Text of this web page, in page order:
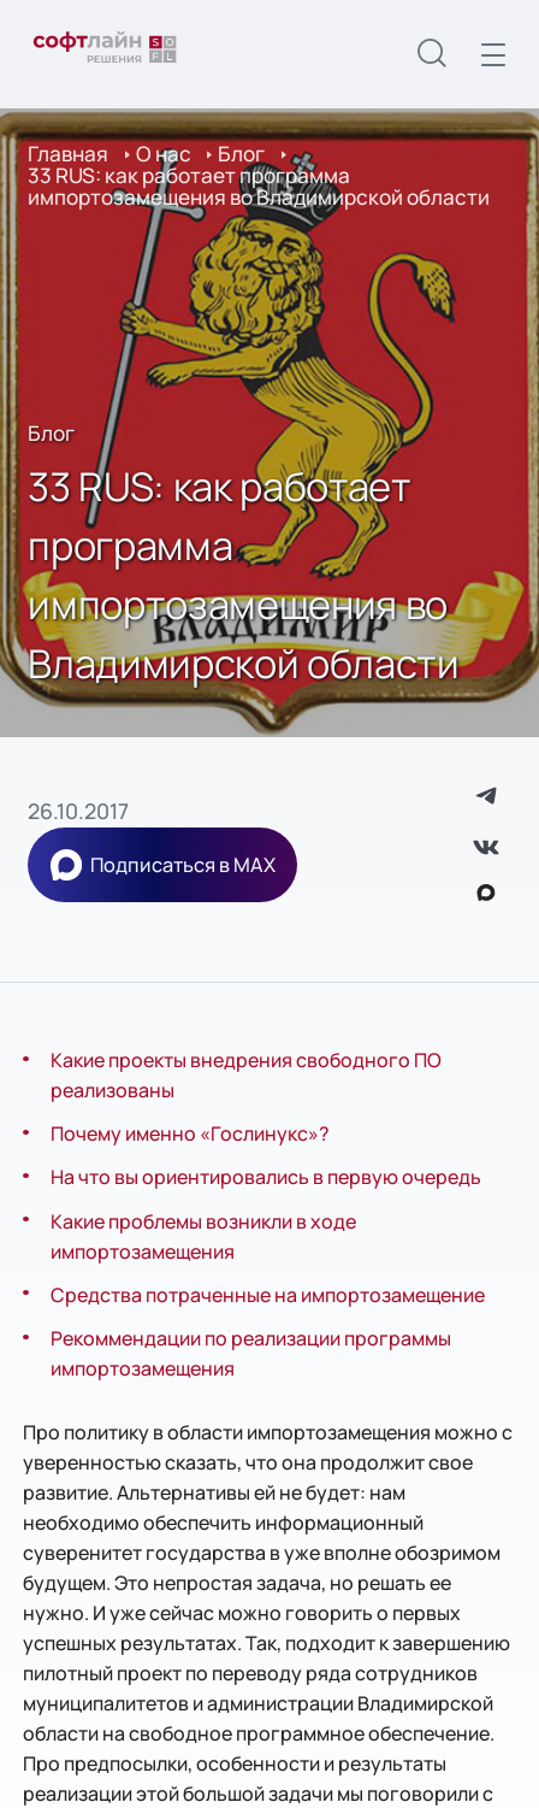
Главная О нас Блог
33 RUS: как работает программа
импортозамещения во Владимирской области
Блог
33 RUS: как работает
программа
импортозамещения во
Владимирской области
26.10.2017
Подписаться в MAX
Какие проекты внедрения свободного ПО
реализованы
Почему именно «Гослинукс»?
На что вы ориентировались в первую очередь
Какие проблемы возникли в ходе
импортозамещения
Средства потраченные на импортозамещение
Рекоммендации по реализации программы
импортозамещения
Про политику в области импортозамещения можно с
уверенностью сказать, что она продолжит свое
развитие. Альтернативы ей не будет: нам
необходимо обеспечить информационный
суверенитет государства в уже вполне обозримом
будущем. Это непростая задача, но решать ее
нужно. И уже сейчас можно говорить о первых
успешных результатах. Так, подходит к завершению
пилотный проект по переводу ряда сотрудников
муниципалитетов и администрации Владимирской
области на свободное программное обеспечение.
Про предпосылки, особенности и результаты
реализации этой большой задачи мы поговорили с